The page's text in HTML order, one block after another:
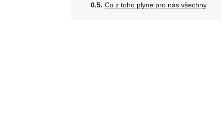
Co z toho plyne pro nás všechny